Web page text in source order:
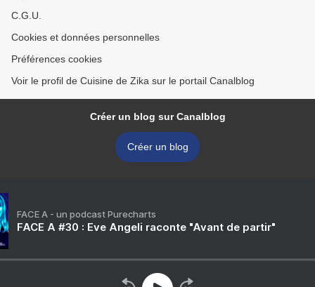
C.G.U.
Cookies et données personnelles
Préférences cookies
Voir le profil de Cuisine de Zika sur le portail Canalblog
Créer un blog sur Canalblog
Créer un blog
FACE A - un podcast Purecharts
FACE A #30 : Eve Angeli raconte "Avant de partir"